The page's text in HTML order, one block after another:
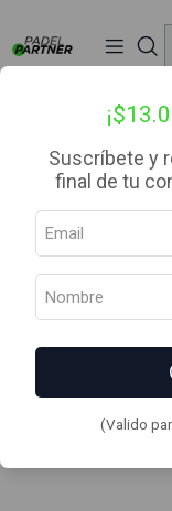
Suscríbete y
final de tu
(Valido
📦 Envío Gratis desde
antes de las 12:00 hrs (día